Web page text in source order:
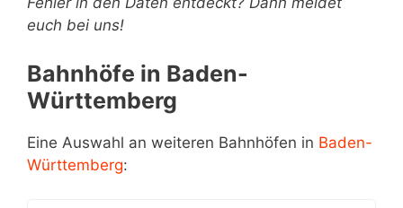
euch bei uns!
Bahnhöfe in Baden-
Württemberg
Eine Auswahl an weiteren Bahnhöfen in Baden-
Württemberg: